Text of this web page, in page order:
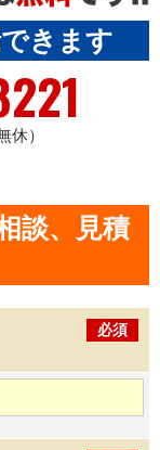
きます
休）
談、見積
必須